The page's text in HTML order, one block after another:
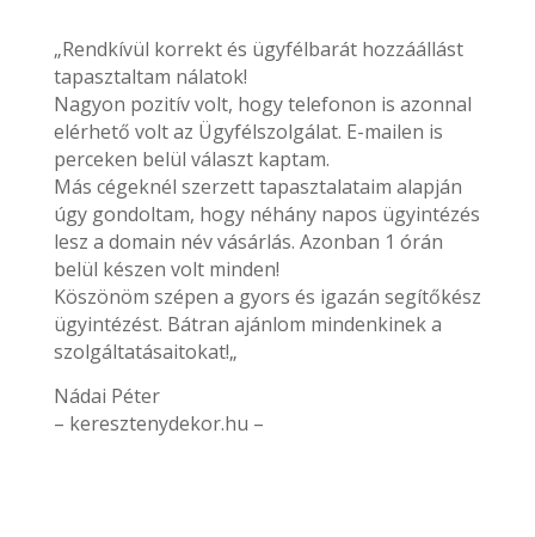
„Rendkívül korrekt és ügyfélbarát hozzáállást
tapasztaltam nálatok!
Nagyon pozitív volt, hogy telefonon is azonnal
elérhető volt az Ügyfélszolgálat. E-mailen is
perceken belül választ kaptam.
Más cégeknél szerzett tapasztalataim alapján
úgy gondoltam, hogy néhány napos ügyintézés
lesz a domain név vásárlás. Azonban 1 órán
belül készen volt minden!
Köszönöm szépen a gyors és igazán segítőkész
ügyintézést. Bátran ajánlom mindenkinek a
szolgáltatásaitokat!„
Nádai Péter
– keresztenydekor.hu –